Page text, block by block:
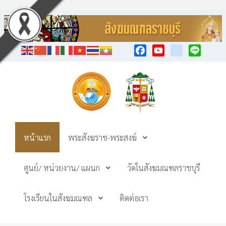
หน้าแรก พระสังฆราช-พระสงฆ์
ศูนย์/ หน่วยงาน/ แผนก วัดในสังฆมณฑลราชบุรี
โรงเรียนในสังฆมณฑล ติดต่อเรา